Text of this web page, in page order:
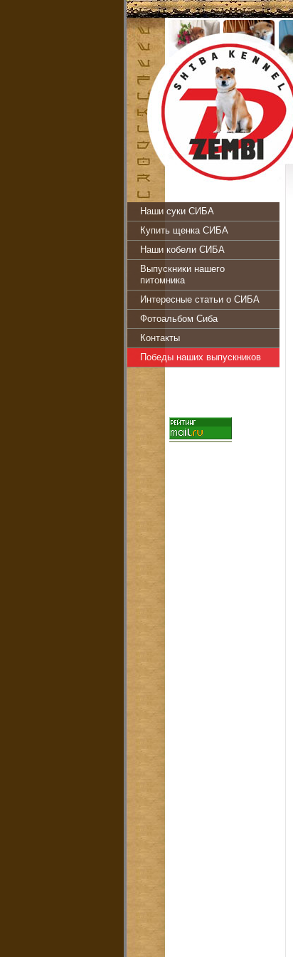
Наши суки СИБА
Купить щенка СИБА
Наши кобели СИБА
Выпускники нашего
питомника
Интересные статьи о СИБА
Фотоальбом Сиба
Контакты
Победы наших выпускников